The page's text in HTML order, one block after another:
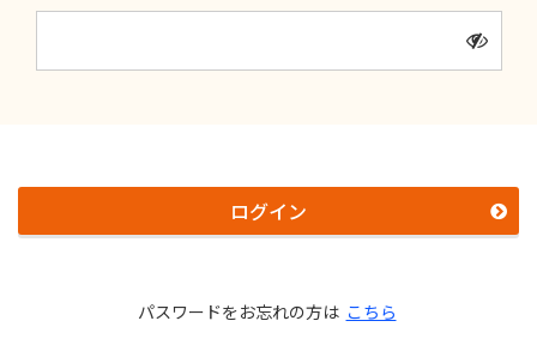
ログイン
パスワードをお忘れの方は こちら